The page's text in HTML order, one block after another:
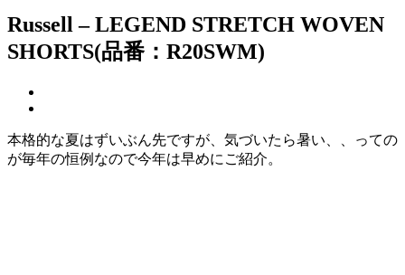
Russell – LEGEND STRETCH WOVEN
SHORTS(品番：R20SWM)
本格的な夏はずいぶん先ですが、気づいたら暑い、、っての
が毎年の恒例なので今年は早めにご紹介。